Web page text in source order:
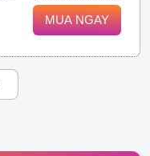
MUA NGAY